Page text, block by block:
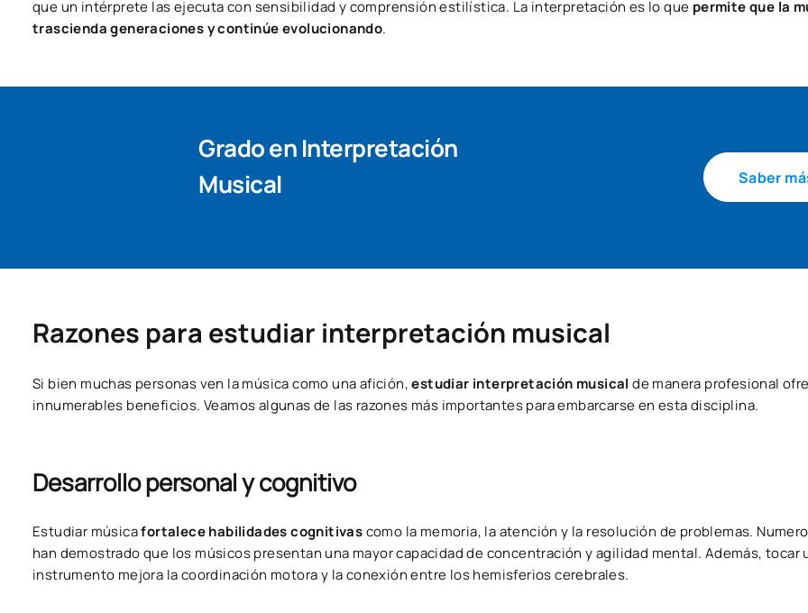
que un intérprete las ejecuta con sensibilidad y comprensión estilística. La interpretación es lo que permite que la
trascienda generaciones y continúe evolucionando.
Grado en Interpretación
Musical
Saber
Razones para estudiar interpretación musical
Si bien muchas personas ven la música como una afición,estudiar interpretación musical de manera profesional
innumerables beneficios. Veamos algunas de las razones más importantes para embarcarse en esta disciplina.
Desarrollo personal y cognitivo
Estudiar músicafortalece habilidades cognitivascomo la memoria, la atención y la resolución de problemas.
han demostrado que los músicos presentan una mayor capacidad de concentración y agilidad mental. Además, tocar
instrumento mejora la coordinación motora y la conexión entre los hemisferios cerebrales.